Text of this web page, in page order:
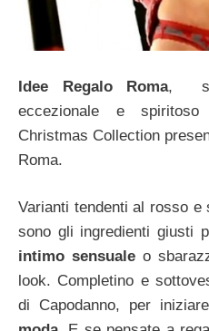
Idee Regalo Roma,
eccezionale e
Christmas Collection
Roma.
Varianti tendenti al rosso e
sono gli ingredienti giusti
intimo sensualeo
look. Completino e
di Capodanno, per